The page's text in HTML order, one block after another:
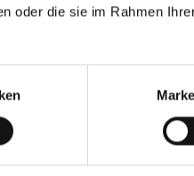
oder die sie im Rahmen